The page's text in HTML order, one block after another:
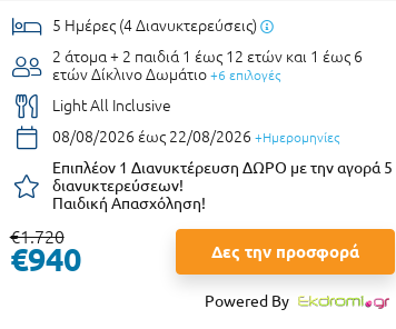
5 Ημέρες (4 Διανυκτερεύσεις)
2 άτομα + 2 παιδιά 1 έως 12 ετών και 1 έως 6
ετώνΔίκλινο Δωμάτιο +6 επιλογές
Light All Inclusive
08/08/2026 έως 22/08/2026 +Ημερομηνίες
Επιπλέον 1 Διανυκτέρευση ΔΩΡΟ με την αγορά 5
διανυκτερεύσεων!
Παιδική Απασχόληση!
€1.720
€940 Δες την προσφορά
Powered By